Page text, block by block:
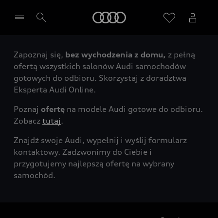
Wybierz Twojego Partnera Audi
Zapoznaj się, bez wychodzenia z domu, z pełną
ofertą wszystkich salonów Audi samochodów
gotowych do odbioru. Skorzystaj z doradztwa
Eksperta Audi Online.
Poznaj ofertę na modele Audi gotowe do odbioru.
Zobacz tutaj.
Znajdź swoje Audi, wypełnij i wyślij formularz
kontaktowy. Zadzwonimy do Ciebie i
przygotujemy najlepszą ofertę na wybrany
samochód.